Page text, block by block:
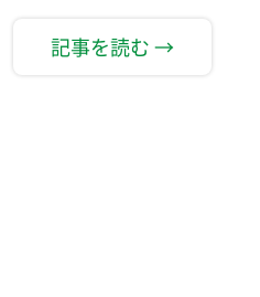
記事を読む →